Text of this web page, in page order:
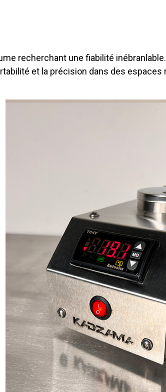
recherchant une fiabilité inébranlable.
et la précision dans des espaces